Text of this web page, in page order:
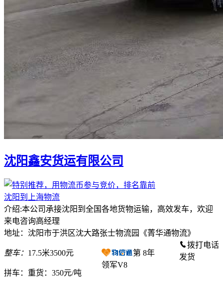
沈阳鑫安货运有限公司
沈阳到上海物流
介绍:本公司承接沈阳到全国各地货物运输，高效发车，欢迎
来电咨询高经理
地址：沈阳市于洪区沈大路张士物流园《菁华通物流》
整车： 17.5米3500元
拼车： 重货：350元/吨
第 8年
领军V8
拨打电话
发货